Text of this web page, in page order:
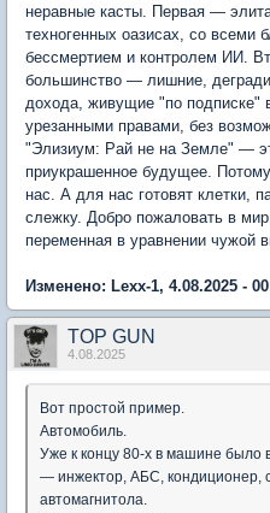
неравные касты. Первая —
техногенных оазисах, со всеми
бессмертием и контролем ИИ.
большинство — лишние,
дохода, живущие "по подписке"
урезанными правами, без
"Элизиум: Рай не на Земле" —
приукрашенное будущее.
нас. А для нас готовят клетки,
слежку. Добро пожаловать в
переменная в уравнении чужой
Изменено: Lexx-1, 4.08.2025 -
TOP GUN
4.08.2025
Вот простой пример.
Автомобиль.
Уже к концу 80-х в машине было
— инжектор, АБС, кондиционер,
автомагнитола.